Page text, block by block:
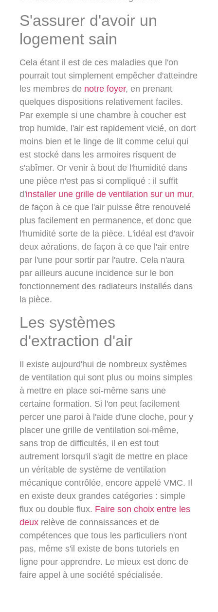
S'assurer d'avoir un
logement sain
Cela étant il est de ces maladies que l'on
pourrait tout simplement empêcher d'atteindre
les membres de notre foyer, en prenant
quelques dispositions relativement faciles.
Par exemple si une chambre à coucher est
trop humide, l'air est rapidement vicié, on dort
moins bien et le linge de lit comme celui qui
est stocké dans les armoires risquent de
s'abîmer. Or venir à bout de l'humidité dans
une pièce n'est pas si compliqué : il suffit
d'installer une grille de ventilation sur un mur,
de façon à ce que l'air puisse être renouvelé
plus facilement en permanence, et donc que
l'humidité sorte de la pièce. L'idéal est d'avoir
deux aérations, de façon à ce que l'air entre
par l'une pour sortir par l'autre. Cela n'aura
par ailleurs aucune incidence sur le bon
fonctionnement des radiateurs installés dans
la pièce.
Les systèmes
d'extraction d'air
Il existe aujourd'hui de nombreux systèmes
de ventilation qui sont plus ou moins simples
à mettre en place soi-même sans une
certaine formation. Si l'on peut facilement
percer une paroi à l'aide d'une cloche, pour y
placer une grille de ventilation soi-même,
sans trop de difficultés, il en est tout
autrement lorsqu'il s'agit de mettre en place
un véritable de système de ventilation
mécanique contrôlée, encore appelé VMC. Il
en existe deux grandes catégories : simple
flux ou double flux. Faire son choix entre les
deux relève de connaissances et de
compétences que tous les particuliers n'ont
pas, même s'il existe de bons tutoriels en
ligne pour apprendre. Le mieux est donc de
faire appel à une société spécialisée.